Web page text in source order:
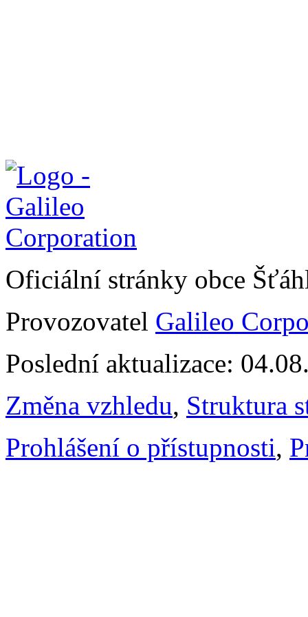
Oficiální stránky obce
Provozovatel Galileo
Poslední aktualizace:
Změna vzhledu, Struktura
Prohlášení o přístupnosti,